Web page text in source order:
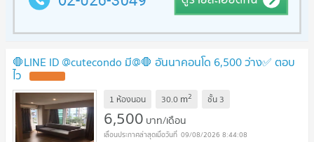
🛑LINE ID @cutecondo มี@🛑 อันนาคอนโด 6,500 ว่าง✅ ตอบ
ไว
1 ห้องนอน 30.0 m2 ชั้น 3
6,500 บาท/เดือน
09/08/2026 8:44:08